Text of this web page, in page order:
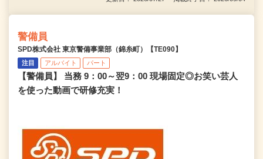
警備員
SPD株式会社 東京警備事業部（錦糸町）【TE090】
注目 アルバイト パート
【警備員】 当務 9：00～翌9：00 現場固定◎お笑い芸人
を使った動画で研修充実！